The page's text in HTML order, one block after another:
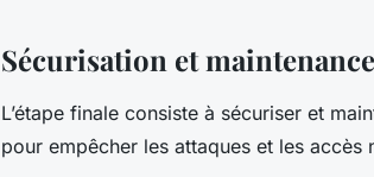
Sécurisation et
L’étape finale consiste à sécuriser et
pour empêcher les attaques et les accès